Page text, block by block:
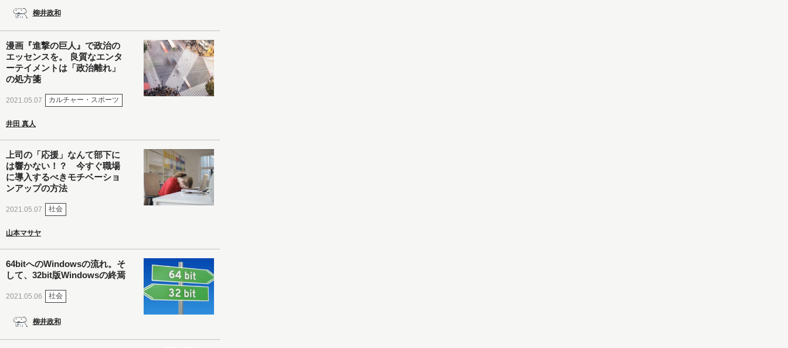
柳井政和
漫画『進撃の巨人』で政治の
エッセンスを。 良質なエンタ
ーテイメントは「政治離れ」
の処方箋
2021.05.07 カルチャー・スポーツ
井田 真人
上司の「応援」なんて部下に
は響かない！？ 今すぐ職場
に導入するべきモチベーショ
ンアップの方法
2021.05.07 社会
山本マサヤ
64bitへのWindowsの流れ。そ
して、32bit版Windowsの終焉
2021.05.06 社会
柳井政和